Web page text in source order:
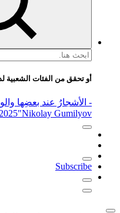
البحث
أو تحقق من الفئات الشعبية
- الأشجارُ عند بعضِها
"Nikolay Gumilyov و poet
Subscribe